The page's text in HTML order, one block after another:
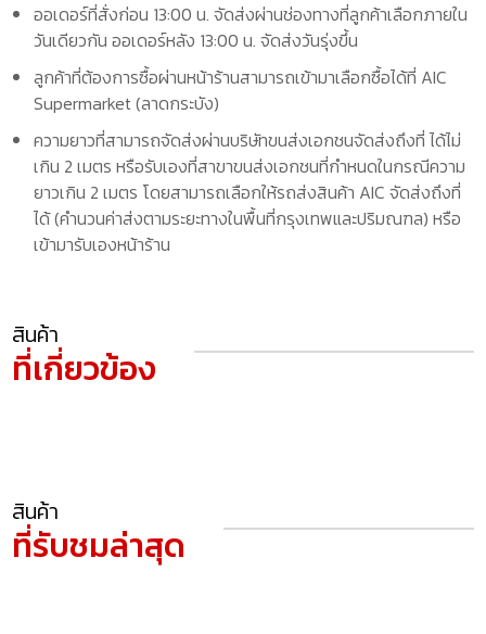
ออเดอร์ที่สั่งก่อน 13:00 น. จัดส่งผ่านช่องทางที่ลูกค้าเลือกภายใน
วันเดียวกัน ออเดอร์หลัง 13:00 น. จัดส่งวันรุ่งขึ้น
ลูกค้าที่ต้องการซื้อผ่านหน้าร้านสามารถเข้ามาเลือกซื้อได้ที่ AIC
Supermarket (ลาดกระบัง)
ความยาวที่สามารถจัดส่งผ่านบริษัทขนส่งเอกชนจัดส่งถึงที่ ได้ไม่
เกิน 2 เมตร หรือรับเองที่สาขาขนส่งเอกชนที่กำหนดในกรณีความ
ยาวเกิน 2 เมตร โดยสามารถเลือกให้รถส่งสินค้า AIC จัดส่งถึงที่
ได้ (คำนวนค่าส่งตามระยะทางในพื้นที่กรุงเทพและปริมณฑล) หรือ
เข้ามารับเองหน้าร้าน
สินค้า
ที่เกี่ยวข้อง
สินค้า
ที่รับชมล่าสุด